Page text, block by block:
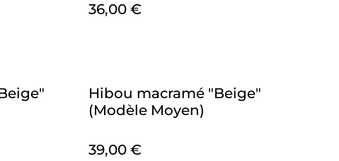
36,00 €
Hibou macramé "Beige"
(Modèle Moyen)
39,00 €